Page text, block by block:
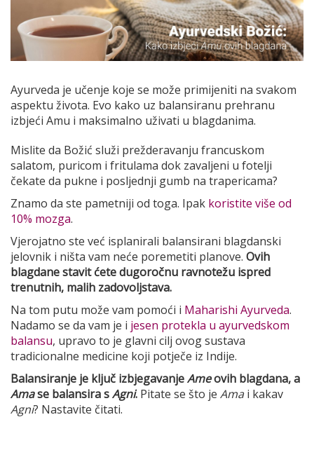
Ayurveda je učenje koje se može primijeniti na svakom
aspektu života. Evo kako uz balansiranu prehranu
izbjeći Amu i maksimalno uživati u blagdanima.
Mislite da Božić služi prežderavanju francuskom
salatom, puricom i fritulama dok zavaljeni u fotelji
čekate da pukne i posljednji gumb na trapericama?
Znamo da ste pametniji od toga. Ipak koristite više od
10% mozga.
Vjerojatno ste već isplanirali balansirani blagdanski
jelovnik i ništa vam neće poremetiti planove. Ovih
blagdane stavit ćete dugoročnu ravnotežu ispred
trenutnih, malih zadovoljstava.
Na tom putu može vam pomoći i Maharishi Ayurveda.
Nadamo se da vam je i jesen protekla u ayurvedskom
balansu, upravo to je glavni cilj ovog sustava
tradicionalne medicine koji potječe iz Indije.
Balansiranje je ključ izbjegavanjeAmeovih blagdana, a
Amase balansira sAgni. Pitate se što je Amai kakav
Agni? Nastavite čitati.